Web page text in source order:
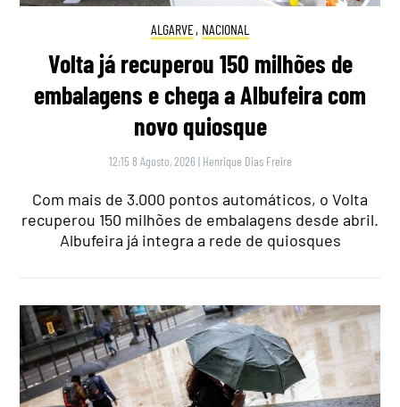
ALGARVE, NACIONAL
Volta já recuperou 150 milhões de
embalagens e chega a Albufeira com
novo quiosque
12:15 8 Agosto, 2026 | Henrique Dias Freire
Com mais de 3.000 pontos automáticos, o Volta
recuperou 150 milhões de embalagens desde abril.
Albufeira já integra a rede de quiosques